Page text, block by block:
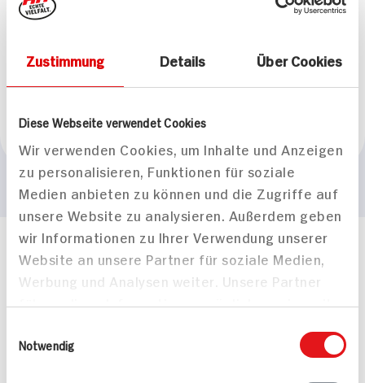
Zustimmung Details Über Cookies
Diese Webseite verwendet Cookies
Wir verwenden Cookies, um Inhalte und Anzeigen
zu personalisieren, Funktionen für soziale
Medien anbieten zu können und die Zugriffe auf
unsere Website zu analysieren. Außerdem geben
wir Informationen zu Ihrer Verwendung unserer
Website an unsere Partner für soziale Medien,
Werbung und Analysen weiter. Unsere Partner
führen diese Informationen möglicherweise mit
bereitgestellt haben oder die sie im Rahmen
Notwendig
Vegan BIO HIT
Natrue
Aluminiumfrei
Marke
lavera
Häufig gestellte Fragen
Wir beantworten gerne Ihre Fragen
Montag - Donnerstag: 9 bis 16 Uhr